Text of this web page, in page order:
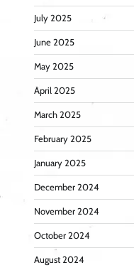
July 2025
June 2025
May 2025
April 2025
March 2025
February 2025
January 2025
December 2024
November 2024
October 2024
August 2024